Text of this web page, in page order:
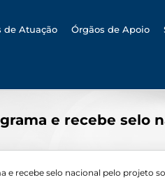
de Atuação Órgãos de Apoio
e recebe selo
e recebe selo nacional pelo projeto